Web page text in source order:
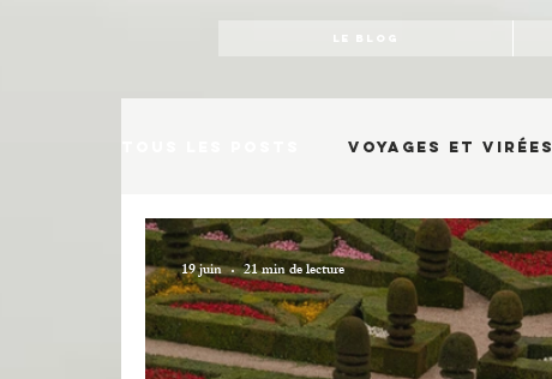
LE BLOG
Voyages et virées
19 juin 21 min de lecture